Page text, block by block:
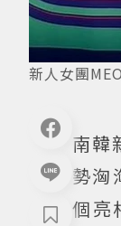
新人女團
南韓
勢洶
個亮